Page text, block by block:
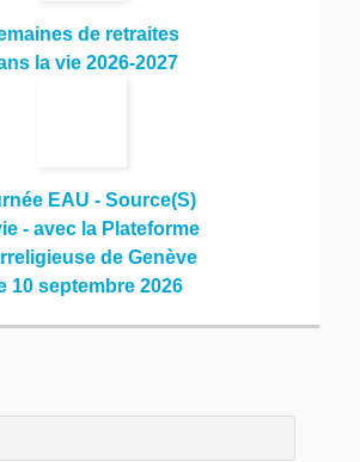
de retraites
la vie 2026-2027
EAU - Source(S)
- avec la Plateforme
de Genève
10 septembre 2026